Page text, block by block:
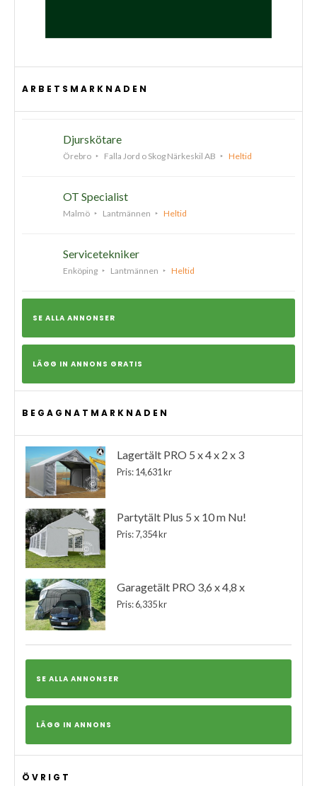
ARBETSMARKNADEN
Djurskötare
Örebro Falla Jord o Skog Närkeskil AB Heltid
OT Specialist
Malmö Lantmännen Heltid
Servicetekniker
Enköping Lantmännen Heltid
SE ALLA ANNONSER
LÄGG IN ANNONS GRATIS
BEGAGNATMARKNADEN
Lagertält PRO 5 x 4 x 2 x 3
Pris: 14,631 kr
Partytält Plus 5 x 10 m Nu!
Pris: 7,354 kr
Garagetält PRO 3,6 x 4,8 x
Pris: 6,335 kr
SE ALLA ANNONSER
LÄGG IN ANNONS
ÖVRIGT